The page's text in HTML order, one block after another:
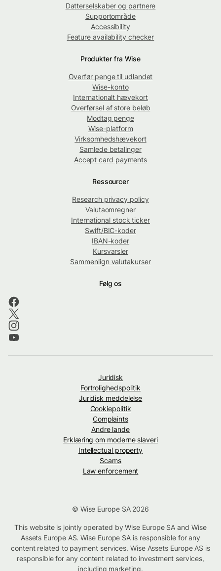
Datterselskaber og partnere
Supportområde
Accessibility
Feature availability checker
Produkter fra Wise
Overfør penge til udlandet
Wise-konto
Internationalt hævekort
Overførsel af store beløb
Modtag penge
Wise-platform
Virksomhedshævekort
Samlede betalinger
Accept card payments
Ressourcer
Research privacy policy
Valutaomregner
International stock ticker
Swift/BIC-koder
IBAN-koder
Kursvarsler
Sammenlign valutakurser
Følg os
Juridisk
Fortrolighedspolitik
Juridisk meddelelse
Cookiepolitik
Complaints
Andre lande
Erklæring om moderne slaveri
Intellectual property
Scams
Law enforcement
© Wise Europe SA 2026
This website is jointly operated by Wise Europe SA and Wise
Assets Europe AS. Wise Europe SA is responsible for any
content related to payment services. Wise Assets Europe AS is
responsible for any content related to investment services,
including marketing.